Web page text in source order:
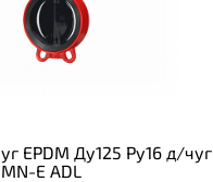
EPDM Ду125 Ру16 д/чуг
Е ADL